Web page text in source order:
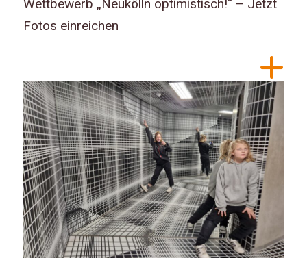
Wettbewerb „Neukölln optimistisch!“ – Jetzt
Fotos einreichen